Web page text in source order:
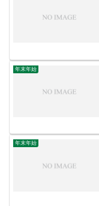
年末年始
年末年始